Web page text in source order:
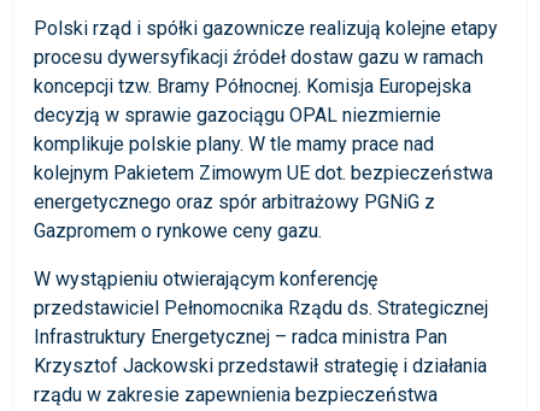
Polski rząd i spółki gazownicze realizują kolejne etapy
procesu dywersyfikacji źródeł dostaw gazu w ramach
koncepcji tzw. Bramy Północnej. Komisja Europejska
decyzją w sprawie gazociągu OPAL niezmiernie
komplikuje polskie plany. W tle mamy prace nad
kolejnym Pakietem Zimowym UE dot. bezpieczeństwa
energetycznego oraz spór arbitrażowy PGNiG z
Gazpromem o rynkowe ceny gazu.
W wystąpieniu otwierającym konferencję
przedstawiciel Pełnomocnika Rządu ds. Strategicznej
Infrastruktury Energetycznej – radca ministra Pan
Krzysztof Jackowski przedstawił strategię i działania
rządu w zakresie zapewnienia bezpieczeństwa